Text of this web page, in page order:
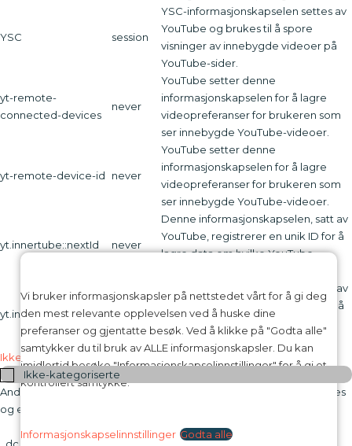
Vi bruker informasjonskapsler på nettstedet vårt for å gi deg
den mest relevante opplevelsen ved å huske dine
preferanser og gjentatte besøk. Ved å klikke på "Godta alle"
samtykker du til bruk av ALLE informasjonskapsler. Du kan
imidlertid besøke "Informasjonskapselinnstillinger" for å gi et
kontrollert samtykke.
Informasjonskapselinnstillinger Godta alle
YSC session
YSC-informasjonskapselen settes av
YouTube og brukes til å spore
visninger av innebygde videoer på
YouTube-sider.
yt-remote-
connected-devices
never
YouTube setter denne
informasjonskapselen for å lagre
videopreferanser for brukeren som
ser innebygde YouTube-videoer.
yt-remote-device-id never
YouTube setter denne
informasjonskapselen for å lagre
videopreferanser for brukeren som
ser innebygde YouTube-videoer.
yt.innertube::nextId never
Denne informasjonskapselen, satt av
YouTube, registrerer en unik ID for å
lagre data om hvilke YouTube-
yt.innertube::requestsnever
Denne informasjonskapselen, satt av
YouTube, registrerer en unik ID for å
videoer brukeren har sett.
Ikke-kategoriserte
Ikke-kategoriserte
Andre ikke-kategoriserte informasjonskapsler er de som analyseres
og ennå ikke er klassifisert i en kategori.
Varighet